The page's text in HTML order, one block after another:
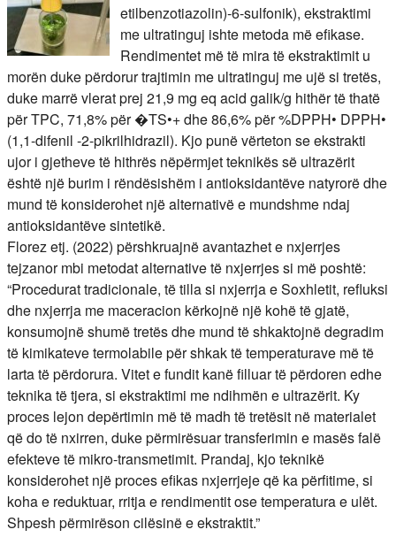
etilbenzotiazolin)-6-sulfonik), ekstraktimi
me ultratinguj ishte metoda më efikase.
Rendimentet më të mira të ekstraktimit u
morën duke përdorur trajtimin me ultratinguj me ujë si tretës,
duke marrë vlerat prej 21,9 mg eq acid galik/g hithër të thatë
për TPC, 71,8% për �TS•+ dhe 86,6% për %DPPH• DPPH•
(1,1-difenil -2-pikrilhidrazil). Kjo punë vërteton se ekstrakti
ujor i gjetheve të hithrës nëpërmjet teknikës së ultrazërit
është një burim i rëndësishëm i antioksidantëve natyrorë dhe
mund të konsiderohet një alternativë e mundshme ndaj
antioksidantëve sintetikë.
Florez etj. (2022) përshkruajnë avantazhet e nxjerrjes
tejzanor mbi metodat alternative të nxjerrjes si më poshtë:
“Procedurat tradicionale, të tilla si nxjerrja e Soxhletit, refluksi
dhe nxjerrja me maceracion kërkojnë një kohë të gjatë,
konsumojnë shumë tretës dhe mund të shkaktojnë degradim
të kimikateve termolabile për shkak të temperaturave më të
larta të përdorura. Vitet e fundit kanë filluar të përdoren edhe
teknika të tjera, si ekstraktimi me ndihmën e ultrazërit. Ky
proces lejon depërtimin më të madh të tretësit në materialet
që do të nxirren, duke përmirësuar transferimin e masës falë
efekteve të mikro-transmetimit. Prandaj, kjo teknikë
konsiderohet një proces efikas nxjerrjeje që ka përfitime, si
koha e reduktuar, rritja e rendimentit ose temperatura e ulët.
Shpesh përmirëson cilësinë e ekstraktit.”